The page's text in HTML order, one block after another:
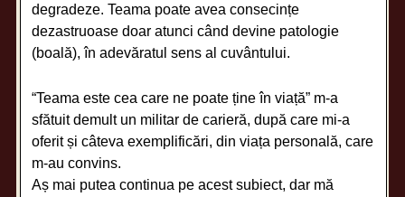
degradeze. Teama poate avea consecințe
dezastruoase doar atunci când devine patologie
(boală), în adevăratul sens al cuvântului.
“Teama este cea care ne poate ține în viață” m-a
sfătuit demult un militar de carieră, după care mi-a
oferit și câteva exemplificări, din viața personală, care
m-au convins.
Aș mai putea continua pe acest subiect, dar mă